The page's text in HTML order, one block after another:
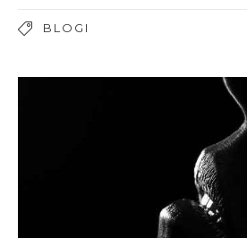
BLOGI